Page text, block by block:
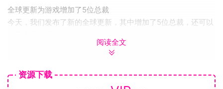
全球更新为游戏增加了5位总裁
今天，我们发布了新的全球更新，其中增加了5位总裁，还可以
唐纳德Donald Trump
亚历山大·卢卡申科Alexander Lukashenko
阅读全文
资源下载